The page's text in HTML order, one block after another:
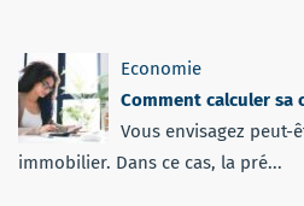
Economie
Comment calculer sa
Vous envisagez peut-
immobilier. Dans ce cas, la pré...